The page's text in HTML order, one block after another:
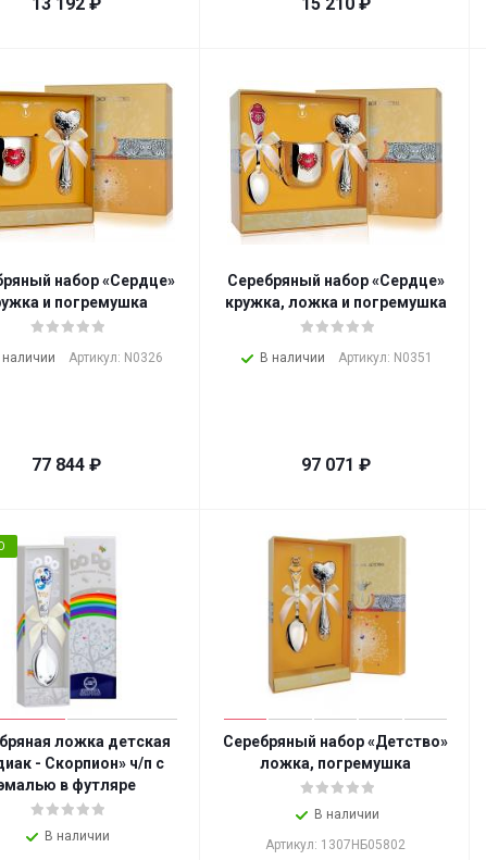
набор «Сердце»
и погремушка
наличии Артикул: N0326
77 844₽
Серебряный набор «Сердце»
кружка, ложка и погремушка
В наличии Артикул: N0351
97 071 ₽
ложка детская
- Скорпион» ч/п с
в футляре
В наличии
Серебряный набор «Детство»
ложка, погремушка
В наличии
Артикул: 1307НБ05802